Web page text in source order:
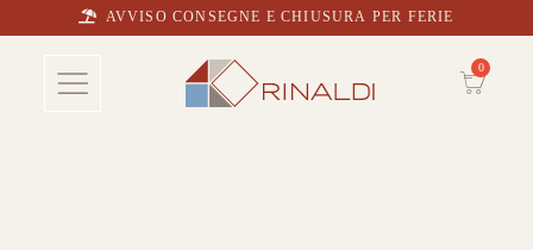
AVVISO CONSEGNE E CHIUSURA PER FERIE